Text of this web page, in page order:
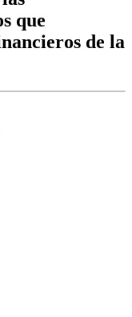
que
de la